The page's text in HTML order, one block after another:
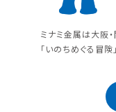
ミナミ金属は大阪
「いのちめぐる冒険